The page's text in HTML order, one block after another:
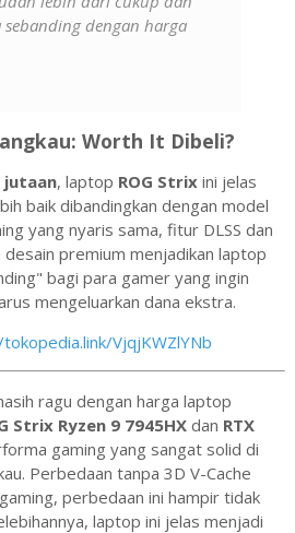
dengan harga
Worth It Dibeli?
jutaan, laptop ROG Strixini jelas
baik dibandingkan dengan model
yang nyaris sama, fitur DLSS dan
premium menjadikan laptop
bagi para gamer yang ingin
mengeluarkan dana ekstra.
VjqjKWZlYNb
ragu dengan harga laptop
Strix Ryzen 9 7945HXdan RTX
gaming yang sangat solid di
Perbedaan tanpa 3D V-Cache
perbedaan ini hampir tidak
laptop ini jelas menjadi